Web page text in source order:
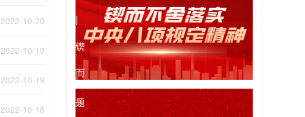
2022-10-20
2022-10-19
2022-10-19
2022-10-18
十
届...
盼
我
有
所
|
锲
而
不
专
题